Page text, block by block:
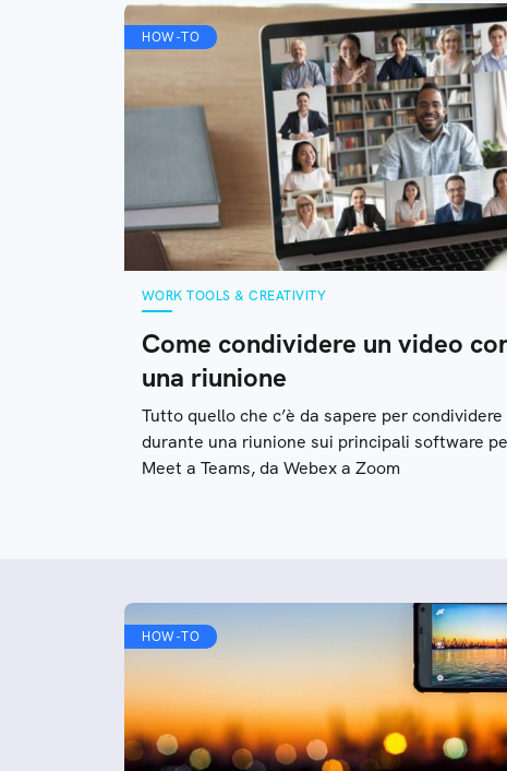
HOW-TO
WORK TOOLS & CREATIVITY
Come condividere un video
una riunione
Tutto quello che c’è da sapere per
durante una riunione sui principali software
Meet a Teams, da Webex a Zoom
HOW-TO